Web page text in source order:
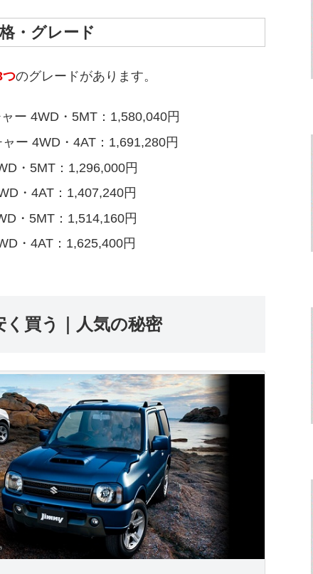
・グレード
つのグレードがあります。
ー 4WD・5MT：1,580,040円
ー 4WD・4AT：1,691,280円
・5MT：1,296,000円
・4AT：1,407,240円
・5MT：1,514,160円
・4AT：1,625,400円
買う｜人気の秘密